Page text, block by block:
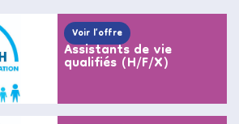
Voir l’offre
Assistants de vie
qualifiés (H/F/X)